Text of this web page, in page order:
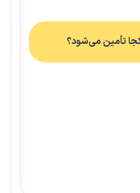
کجا تأمین می‌شود؟